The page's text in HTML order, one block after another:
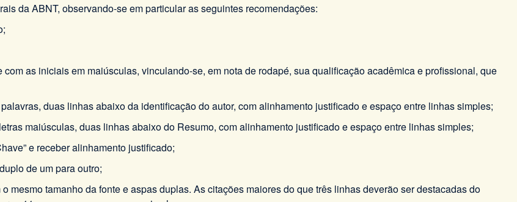
da ABNT, observando-se em particular as seguintes recomendações:
as iniciais em maiúsculas, vinculando-se, em nota de rodapé, sua qualificação acadêmica e profissional, que
duas linhas abaixo da identificação do autor, com alinhamento justificado e espaço entre linhas simples;
maiúsculas, duas linhas abaixo do Resumo, com alinhamento justificado e espaço entre linhas simples;
e receber alinhamento justificado;
de um para outro;
mesmo tamanho da fonte e aspas duplas. As citações maiores do que três linhas deverão ser destacadas do